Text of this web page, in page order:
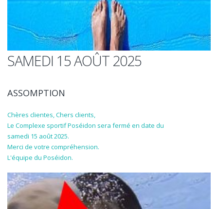
SAMEDI 15 AOÛT 2025
ASSOMPTION
Chères clientes, Chers clients,
Le Complexe sportif Poséidon sera fermé en date du
samedi 15 août 2025.
Merci de votre compréhension.
L'équipe du Poséidon.